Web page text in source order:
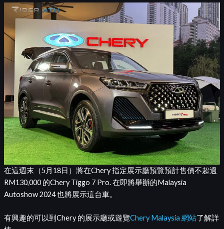
在這週末（5月18日）將在Chery 指定展示廳預覽預計售價不超過
RM130,000 的Chery Tiggo 7 Pro. 在即將舉辦的Malaysia
Autoshow 2024 也將展示這台車。
有興趣的可以到Chery 的展示廳或遊覽Chery Malaysia 網站了解詳